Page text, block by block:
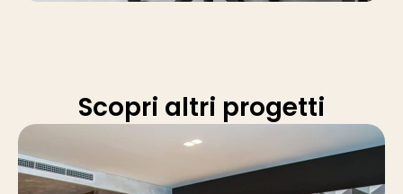
Scopri altri progetti